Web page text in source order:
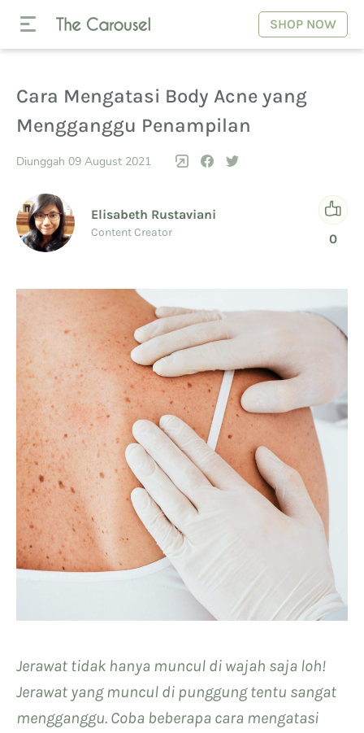
SHOP NOW
Cara Mengatasi Body Acne yang
Mengganggu Penampilan
Diunggah 09 August 2021
Elisabeth Rustaviani
Content Creator 0
Jerawat tidak hanya muncul di wajah saja loh!
Jerawat yang muncul di punggung tentu sangat
mengganggu. Coba beberapa cara mengatasi